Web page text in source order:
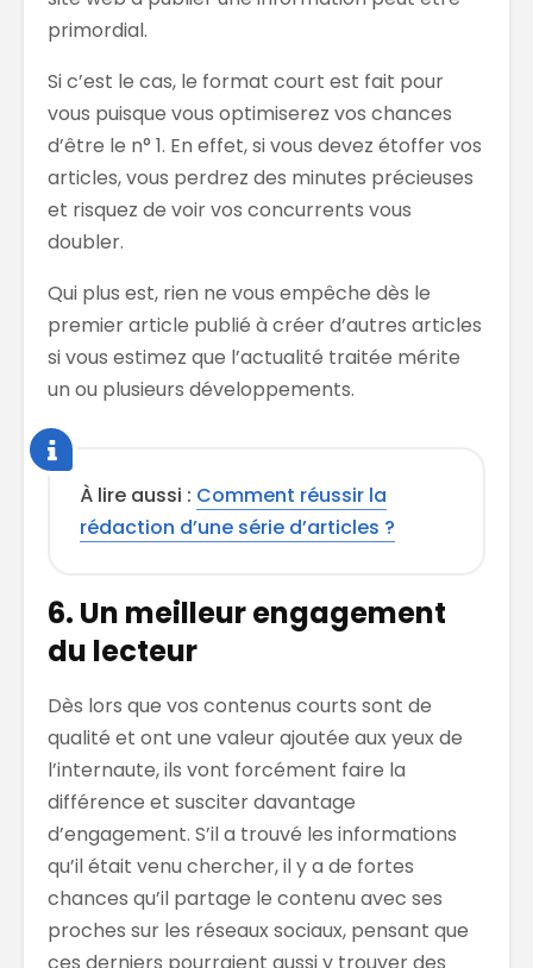
primordial.
Si c’est le cas, le format court est fait pour
vous puisque vous optimiserez vos chances
d’être le n° 1. En effet, si vous devez étoffer vos
articles, vous perdrez des minutes précieuses
et risquez de voir vos concurrents vous
doubler.
Qui plus est, rien ne vous empêche dès le
premier article publié à créer d’autres articles
si vous estimez que l’actualité traitée mérite
un ou plusieurs développements.
À lire aussi : Comment réussir la
rédaction d’une série d’articles ?
6. Un meilleur engagement
du lecteur
Dès lors que vos contenus courts sont de
qualité et ont une valeur ajoutée aux yeux de
l’internaute, ils vont forcément faire la
différence et susciter davantage
d’engagement. S’il a trouvé les informations
qu’il était venu chercher, il y a de fortes
chances qu’il partage le contenu avec ses
proches sur les réseaux sociaux, pensant que